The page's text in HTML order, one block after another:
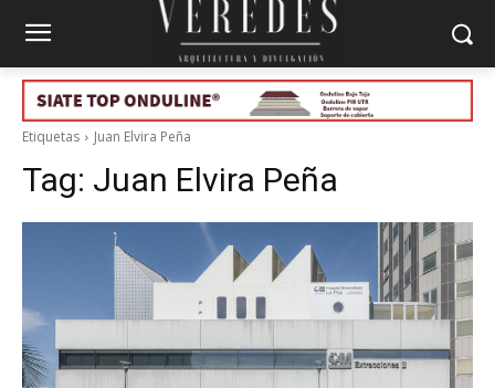
Etiquetas Juan Elvira Peña
Tag: Juan Elvira Peña